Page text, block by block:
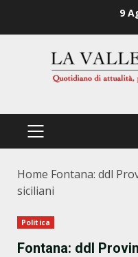
9
PRIMÄRES
Home Fontana: ddl
siciliani
Politica
Fontana: ddl